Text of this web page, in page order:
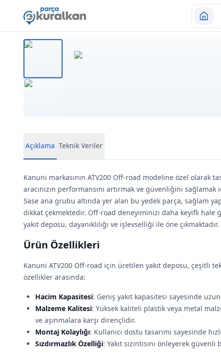
Açıklama Teknik Veriler
Kanuni markasının ATV200 Off-road modeline özel olarak
aracınızın performansını artırmak ve güvenliğini
Sase ana grubu altında yer alan bu yedek parça, sağlam
dikkat çekmektedir. Off-road deneyiminizi daha keyifli hale
yakıt deposu, dayanıklılığı ve işlevselliği ile öne çıkmaktadır.
Ürün Özellikleri
Kanuni ATV200 Off-road için üretilen yakıt deposu, çeşitli
özellikler arasında:
Hacim Kapasitesi: Geniş yakıt kapasitesi sayesinde
Malzeme Kalitesi: Yüksek kaliteli plastik veya metal
ve aşınmalara karşı dirençlidir.
Montaj Kolaylığı: Kullanıcı dostu tasarımı sayesinde
Sızdırmazlık Özelliği: Yakıt sızıntısını önleyerek